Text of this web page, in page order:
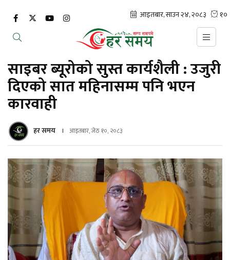
साइबर ब्यूरोको सुस्त कार्यशैली : उजुरी
दिएको सात महिनासम्म पनि भएन
कारवाही
हर समय आइतबार, जेठ १०, २०८३